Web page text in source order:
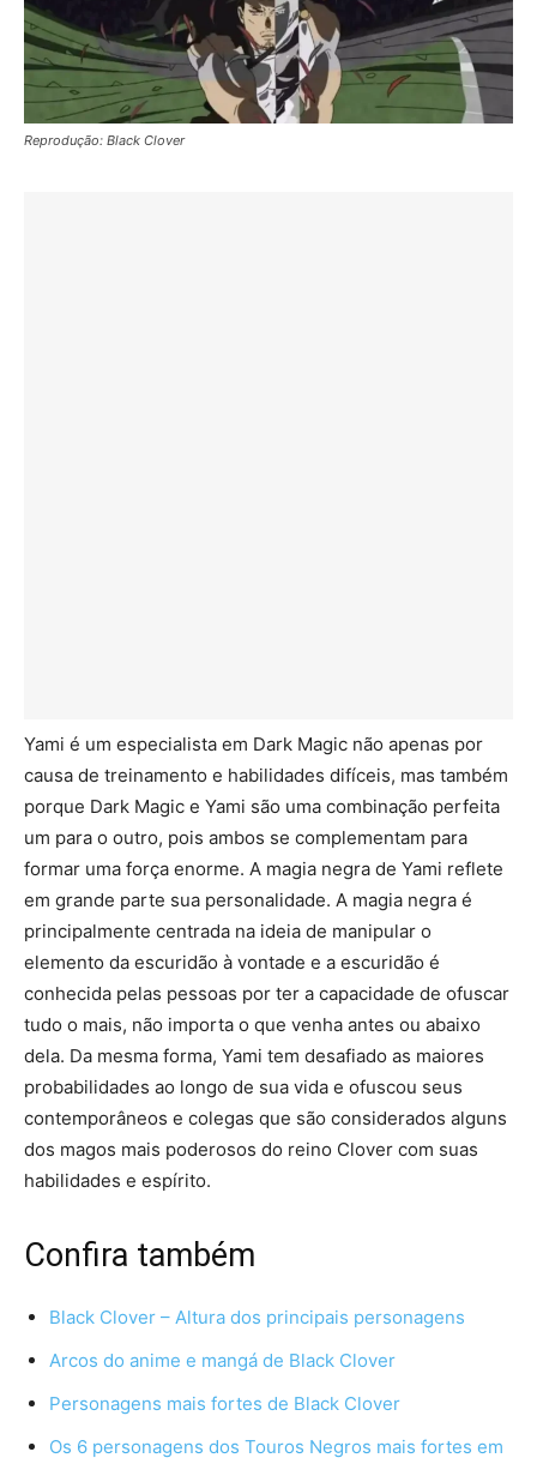
Reprodução: Black Clover
Yami é um especialista em Dark Magic não apenas por
causa de treinamento e habilidades difíceis, mas também
porque Dark Magic e Yami são uma combinação perfeita
um para o outro, pois ambos se complementam para
formar uma força enorme. A magia negra de Yami reflete
em grande parte sua personalidade. A magia negra é
principalmente centrada na ideia de manipular o
elemento da escuridão à vontade e a escuridão é
conhecida pelas pessoas por ter a capacidade de ofuscar
tudo o mais, não importa o que venha antes ou abaixo
dela. Da mesma forma, Yami tem desafiado as maiores
probabilidades ao longo de sua vida e ofuscou seus
contemporâneos e colegas que são considerados alguns
dos magos mais poderosos do reino Clover com suas
habilidades e espírito.
Confira também
Black Clover – Altura dos principais personagens
Arcos do anime e mangá de Black Clover
Personagens mais fortes de Black Clover
Os 6 personagens dos Touros Negros mais fortes em